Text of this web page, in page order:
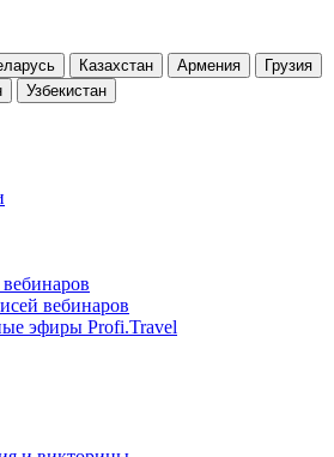
Казахстан Армения
Грузия
Узбекистан
вебинаров
эфиры Profi.Travel